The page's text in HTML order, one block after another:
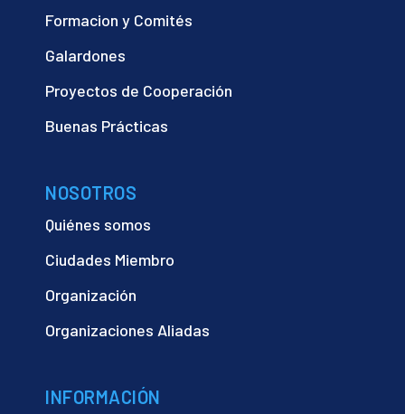
Formacion y Comités
Galardones
Proyectos de Cooperación
Buenas Prácticas
NOSOTROS
Quiénes somos
Ciudades Miembro
Organización
Organizaciones Aliadas
INFORMACIÓN